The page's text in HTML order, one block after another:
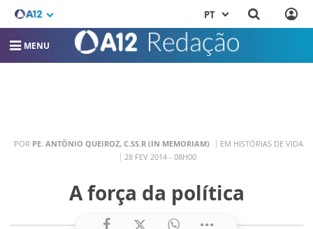
PT
MENU
POR PE. ANTÔNIO QUEIROZ, C.SS.R (IN MEMORIAM)
EM HISTÓRIAS DE VIDA
28 FEV 2014 - 08H00
A força da política